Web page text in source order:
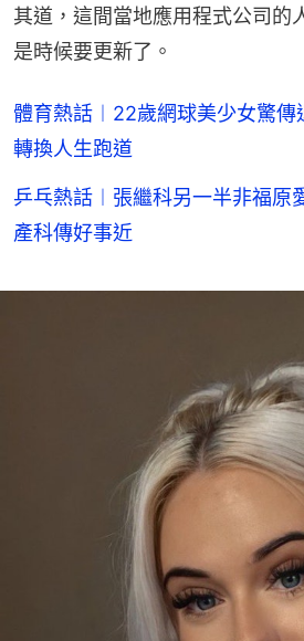
其道，這間當地應用程式公司的
是時候要更新了。
體育熱話︱22歲網球美少女驚
轉換人生跑道
乒乓熱話︱張繼科另一半非福
產科傳好事近